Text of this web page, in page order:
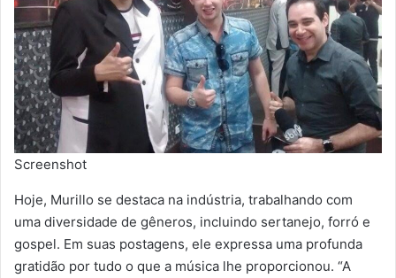
Screenshot
Hoje, Murillo se destaca na indústria, trabalhando com
uma diversidade de gêneros, incluindo sertanejo, forró e
gospel. Em suas postagens, ele expressa uma profunda
gratidão por tudo o que a música lhe proporcionou. “A